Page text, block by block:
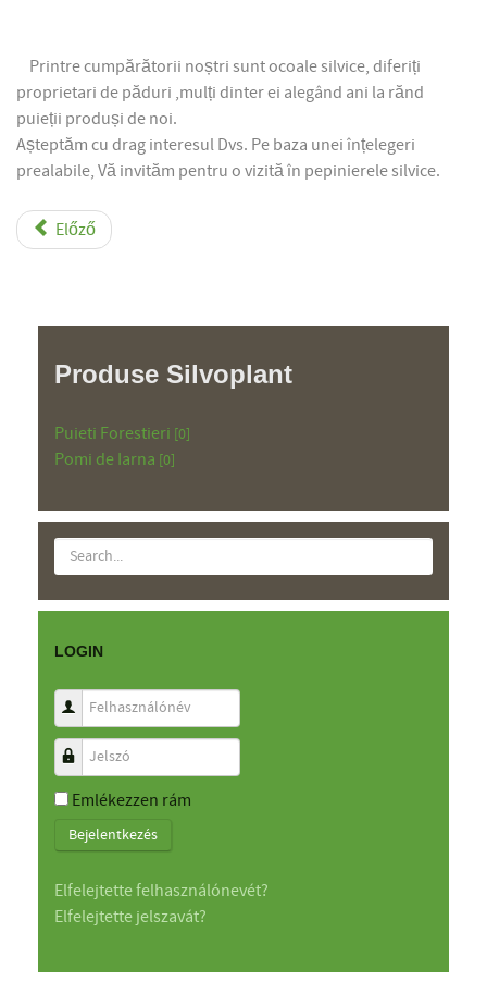
Printre cumpărătorii noștri sunt ocoale silvice, diferiți
proprietari de păduri ,mulți dinter ei alegând ani la rănd
puieții produși de noi.
Așteptăm cu drag interesul Dvs. Pe baza unei înțelegeri
prealabile, Vă invităm pentru o vizită în pepinierele silvice.
Előző
Produse Silvoplant
Puieti Forestieri [0]
Pomi de Iarna [0]
LOGIN
Felhasználónév
Jelszó
Emlékezzen rám
Bejelentkezés
Elfelejtette felhasználónevét?
Elfelejtette jelszavát?